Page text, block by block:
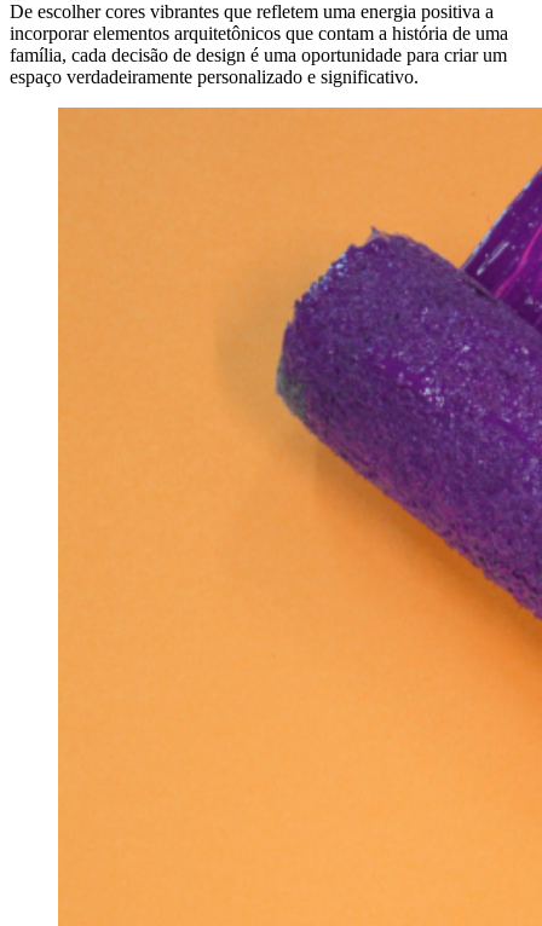
De escolher cores vibrantes que refletem uma energia positiva a
incorporar elementos arquitetônicos que contam a história de uma
família, cada decisão de design é uma oportunidade para criar um
espaço verdadeiramente personalizado e significativo.